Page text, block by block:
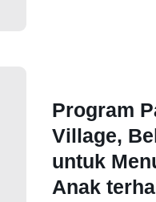
Program
Village,
untuk
Anak